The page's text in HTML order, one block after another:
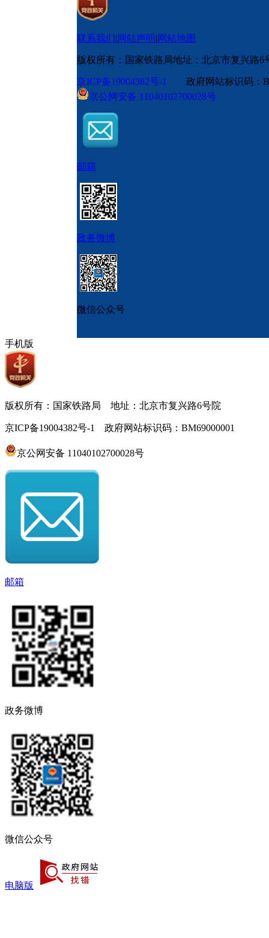
联系我们|网站声明|网站地图
版权所有：国家铁路局地址：北京市复兴路6
京ICP备19004382号-1
政府网站标识码
京公网安备 11040102700028号
邮箱
政务微博
微信公众号
手机版
版权所有：国家铁路局 地址：北京市复兴路6号院
京ICP备19004382号-1 政府网站标识码：BM69000001
京公网安备 11040102700028号
邮箱
政务微博
微信公众号
电脑版